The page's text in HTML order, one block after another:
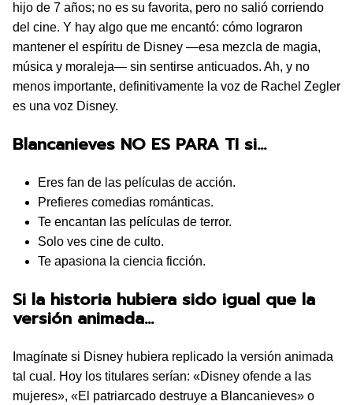
hijo de 7 años; no es su favorita, pero no salió corriendo
del cine. Y hay algo que me encantó: cómo lograron
mantener el espíritu de Disney —esa mezcla de magia,
música y moraleja— sin sentirse anticuados. Ah, y no
menos importante, definitivamente la voz de Rachel Zegler
es una voz Disney.
Blancanieves NO ES PARA TI si…
Eres fan de las películas de acción.
Prefieres comedias románticas.
Te encantan las películas de terror.
Solo ves cine de culto.
Te apasiona la ciencia ficción.
Si la historia hubiera sido igual que la
versión animada…
Imagínate si Disney hubiera replicado la versión animada
tal cual. Hoy los titulares serían: «Disney ofende a las
mujeres», «El patriarcado destruye a Blancanieves» o